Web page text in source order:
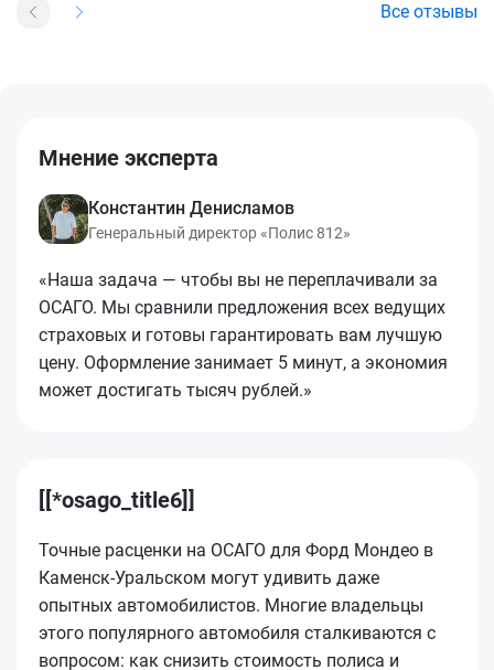
Все отзывы
Мнение эксперта
Константин Денисламов
Генеральный директор «Полис 812»
«Наша задача — чтобы вы не переплачивали за
ОСАГО. Мы сравнили предложения всех ведущих
страховых и готовы гарантировать вам лучшую
цену. Оформление занимает 5 минут, а экономия
может достигать тысяч рублей.»
[[*osago_title6]]
Точные расценки на ОСАГО для Форд Мондео в
Каменск-Уральском могут удивить даже
опытных автомобилистов. Многие владельцы
этого популярного автомобиля сталкиваются с
вопросом: как снизить стоимость полиса и